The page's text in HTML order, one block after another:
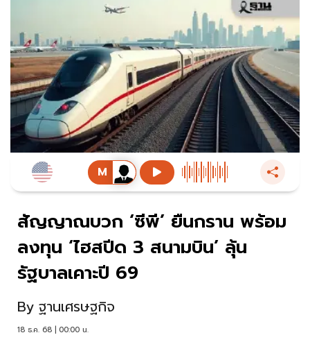
สัญญาณบวก ‘ซีพี’ ยืนกราน พร้อม
ลงทุน ‘ไฮสปีด 3 สนามบิน’ ลุ้น
รัฐบาลเคาะปี 69
By ฐานเศรษฐกิจ
18 ธ.ค. 68 | 00:00 น.